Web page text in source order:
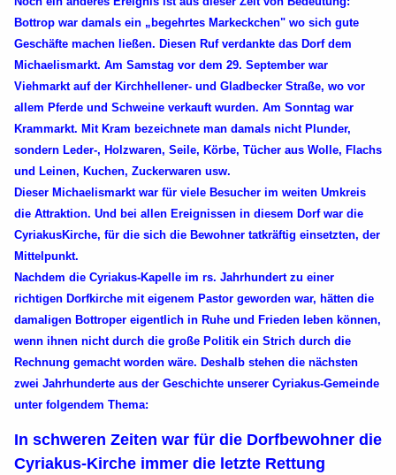
Bottrop war damals ein „begehrtes Markeckchen" wo sich gute
Geschäfte machen ließen. Diesen Ruf verdankte das Dorf dem
Michaelismarkt. Am Samstag vor dem 29. September war
Viehmarkt auf der Kirchhellener- und Gladbecker Straße, wo vor
allem Pferde und Schweine verkauft wurden. Am Sonntag war
Krammarkt. Mit Kram bezeichnete man damals nicht Plunder,
sondern Leder-, Holzwaren, Seile, Körbe, Tücher aus Wolle, Flachs
und Leinen, Kuchen, Zuckerwaren usw.
Dieser Michaelismarkt war für viele Besucher im weiten Umkreis
die Attraktion. Und bei allen Ereignissen in diesem Dorf war die
CyriakusKirche, für die sich die Bewohner tatkräftig einsetzten, der
Mittelpunkt.
Nachdem die Cyriakus-Kapelle im rs. Jahrhundert zu einer
richtigen Dorfkirche mit eigenem Pastor geworden war, hätten die
damaligen Bottroper eigentlich in Ruhe und Frieden leben können,
wenn ihnen nicht durch die große Politik ein Strich durch die
Rechnung gemacht worden wäre. Deshalb stehen die nächsten
zwei Jahrhunderte aus der Geschichte unserer Cyriakus-Gemeinde
unter folgendem Thema:
In schweren Zeiten war für die Dorfbewohner die
Cyriakus-Kirche immer die letzte Rettung